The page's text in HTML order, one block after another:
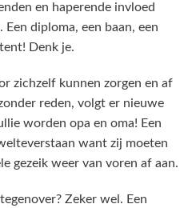
en haperende invloed
diploma, een baan, een
Denk je.
zichzelf kunnen zorgen en af
reden, volgt er nieuwe
worden opa en oma! Een
want zij moeten
gezeik weer van voren af aan.
Zeker wel. Een